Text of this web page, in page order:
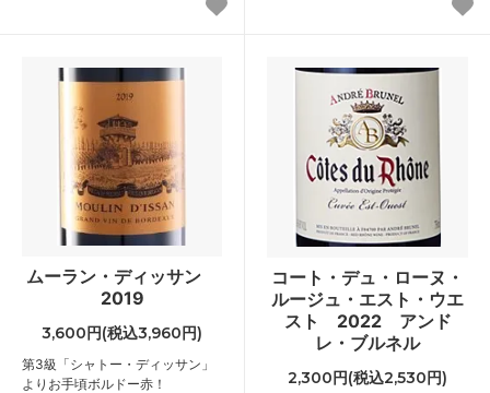
ムーラン・ディッサン
2019
3,600円(税込3,960円)
第3級「シャトー・ディッサン」
よりお手頃ボルドー赤！
コート・デュ・ローヌ・
ルージュ・エスト・ウエ
スト 2022 アンド
レ・ブルネル
2,300円(税込2,530円)